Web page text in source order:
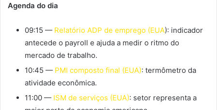
Agenda do dia
09:15 — Relatório ADP de emprego (EUA): indicador
antecede o payroll e ajuda a medir o ritmo do
mercado de trabalho.
10:45 — PMI composto final (EUA): termômetro da
atividade econômica.
11:00 — ISM de serviços (EUA): setor representa a